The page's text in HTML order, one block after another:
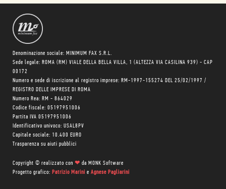
Denominazione sociale: MINIMUM FAX S.R.L.
Sede legale: ROMA (RM) VIALE DELLA BELLA VILLA, 1 (ALTEZZA VIA CASILINA 939) - CAP
00172
Numero e sede di iscrizione al registro imprese: RM-1997-155274 DEL 25/02/1997 /
REGISTRO DELLE IMPRESE DI ROMA
Numero Rea: RM - 864029
Codice fiscale: 05197951006
Partita IVA 05197951006
Identificativo univoco: USAL8PV
Capitale sociale: 10.400 EURO
Trasparenza su aiuti pubblici
Copyright © realizzato con ❤ da MONK Software
Progetto grafico: Patrizio Marini e Agnese Pagliarini